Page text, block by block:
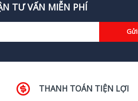
TƯ VẤN MIỄN PHÍ
Gửi
THANH TOÁN TIỆN LỢI